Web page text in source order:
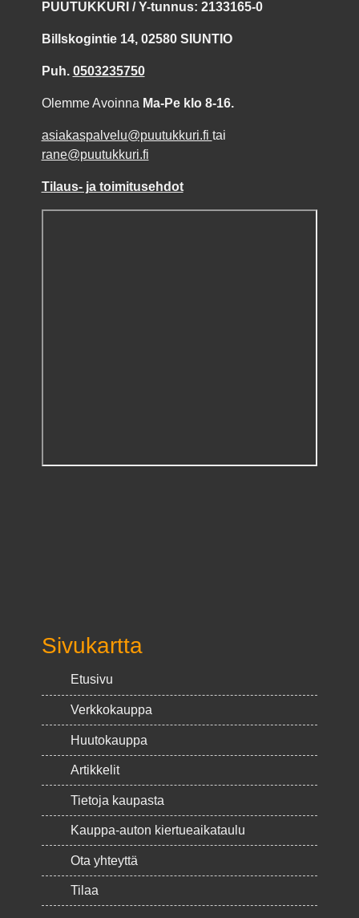
PUUTUKKURI / Y-tunnus: 2133165-0
Billskogintie 14, 02580 SIUNTIO
Puh. 0503235750
Olemme Avoinna Ma-Pe klo 8-16.
asiakaspalvelu@puutukkuri.fi tai
rane@puutukkuri.fi
Tilaus- ja toimitusehdot
Sivukartta
Etusivu
Verkkokauppa
Huutokauppa
Artikkelit
Tietoja kaupasta
Kauppa-auton kiertueaikataulu
Ota yhteyttä
Tilaa